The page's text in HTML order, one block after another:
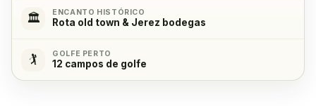
Congelador
🏛️ ENCANTO HISTÓRICO
Rota old town & Jerez bodegas
🏌️ GOLFE PERTO
12 campos de golfe